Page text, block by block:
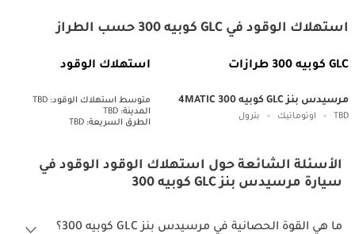
استهلاك الوقود في GLC كوبيه 300 حسب الطراز
GLC كوبيه 300 طرازات استهلاك الوقود
مرسيدس بنز GLC كوبيه 300 4MATIC
TBD اوتوماتيك بترول
متوسط ​​استهلاك الوقود: TBD
المدينة: TBD
الطرق السريعة: TBD
الأسئلة الشائعة حول استهلاك الوقود الوقود في
سيارة مرسيدس بنز GLC كوبيه 300
ما هي القوة الحصانية في مرسيدس بنز GLC كوبيه 300؟